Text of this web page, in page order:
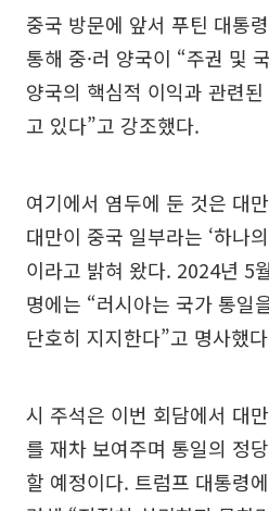
중국 방문에 앞서 푸틴 대통
통해 중·러 양국이 “주권 및
양국의 핵심적 이익과 관련
고 있다”고 강조했다.
여기에서 염두에 둔 것은 대
대만이 중국 일부라는 ‘하나
이라고 밝혀 왔다. 2024년 5
명에는 “러시아는 국가 통일
단호히 지지한다”고 명사했
시 주석은 이번 회담에서 대
를 재차 보여주며 통일의 정
할 예정이다. 트럼프 대통령